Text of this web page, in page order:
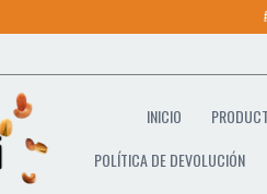
INICIO
POLÍTICA DE DEVOLUCIÓN